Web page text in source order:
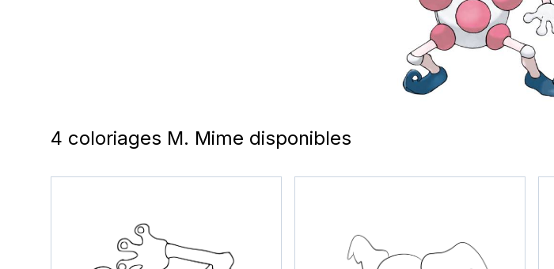
4 coloriages M. Mime disponibles